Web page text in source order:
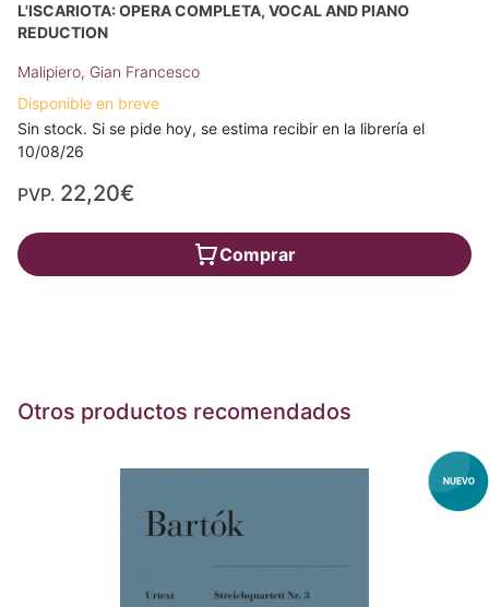
L'ISCARIOTA: OPERA COMPLETA, VOCAL AND PIANO
REDUCTION
Malipiero, Gian Francesco
Disponible en breve
Sin stock. Si se pide hoy, se estima recibir en la librería el
10/08/26
PVP. 22,20€
Comprar
Otros productos recomendados